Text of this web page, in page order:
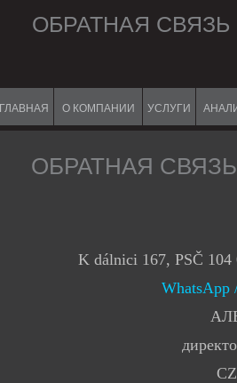
ОБРАТНАЯ СВЯЗЬ
ГЛАВНАЯ О КОМПАНИИ УСЛУГИ
ОБРАТНАЯ СВЯЗЬ
K dálnici 167, PSČ
WhatsApp/